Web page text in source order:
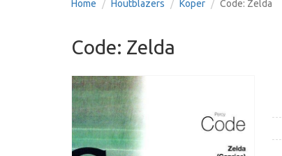
Home Houtblazers Koper Code: Zelda
Code: Zelda